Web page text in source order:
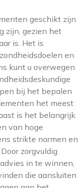
geschikt zijn
zijn, gezien het
is. Het is
en
kunt u overwegen
bij het bepalen
het meest
is het belangrijk
van hoge
strikte normen en
zorgvuldig
in te winnen,
die aansluiten